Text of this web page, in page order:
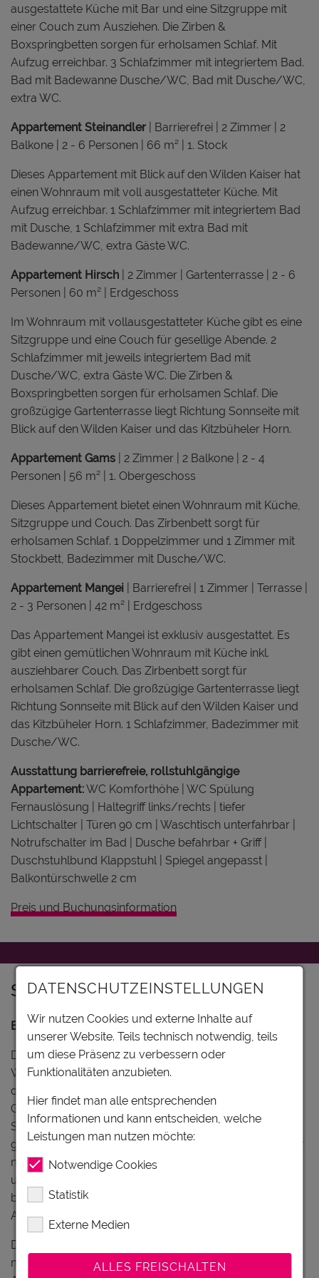
ausgestattete Küche mit Bar und eine Sitzgruppe mit
einer Couch zum Ausziehen. Die Zirben &
Boxspringbetten sorgen für erholsamen Schlaf. Mit
Aufzug erreichbar. 3 Schlafzimmer mit integriertem Bad.
Bad mit Badewanne Dusche/WC, Bad mit Dusche/WC,
extra WC.
Appartement Steinandler
| Barrierefrei | 2 Zimmer | 2
Balkone | 2 - 6 Personen | 66 m² | 1. Stock
Dieses Appartement mit Blick auf den Wilden Kaiser hat
einen Wohnraum mit voll ausgestatteter Küche. Mit
Aufzug erreichbar. 1 Schlafzimmer mit integriertem Bad
mit Dusche, 1 Schlafzimmer mit extra Bad mit
Badewanne/WC, extra Gäste WC.
Appartement Hirsch | 2 Zimmer | Gartenterrasse | 2 - 6
Personen | 60 m² | Erdgeschoss
Im Wohnraum mit vollausgestatteter Küche gibt es eine
Sitzgruppe und eine Couch für gesellige Abende. 2
Schlafzimmer mit jeweils integriertem Bad mit
Dusche/WC, extra Gäste WC. Die Zirben &
Boxspringbetten sorgen für erholsamen Schlaf. Die
großzügige Gartenterrasse liegt Richtung Sonnseite mit
Blick auf den Wilden Kaiser und das Kitzbüheler Horn.
Appartement Gams
| 2 Zimmer | 2 Balkone | 2 - 4
Personen | 56 m² | 1. Obergeschoss
Dieses Appartement bietet einen Wohnraum mit Küche,
Sitzgruppe und Couch. Das Zirbenbett sorgt für
erholsamen Schlaf. 1 Doppelzimmer und 1 Zimmer mit
Stockbett, Badezimmer mit Dusche/WC.
Appartement Mangei
| Barrierefrei | 1 Zimmer | Terrasse |
2 - 3 Personen | 42 m² | Erdgeschoss
Das Appartement Mangei ist exklusiv ausgestattet. Es
gibt einen gemütlichen Wohnraum mit Küche inkl.
ausziehbarer Couch. Das Zirbenbett sorgt für
erholsamen Schlaf. Die großzügige Gartenterrasse liegt
Richtung Sonnseite mit Blick auf den Wilden Kaiser und
das Kitzbüheler Horn. 1 Schlafzimmer, Badezimmer mit
Dusche/WC.
Ausstattung barrierefreie, rollstuhlgängige
Appartement:WC Komforthöhe | WC Spülung
Fernauslösung | Haltegriff links/rechts | tiefer
Lichtschalter | Türen 90 cm | Waschtisch unterfahrbar |
Notrufschalter im Bad | Dusche befahrbar + Griff |
Duschstuhlbund Klappstuhl | Spiegel angepasst |
Balkontürschwelle 2 cm
Preis und Buchungsinformation
Sport & Freizeit
Bergsommer in der Region Wilder Kaiser:
Die Felstürme des Wilden Kaiser Gebirges sind das
Wahrzeichen der Region in Tirol. Durch Bergwälder,
dann Almwiesen und zuletzt Latschen durchsetzte
Geröllfelder führen Wanderwege bis zum Fuße steiler
Steinwände und auf tief eingeschnittene Felsengen. Die
gegenüberliegenden, sanft ansteigenden Grasberge der
nördlichen Kitzbüheler Alpen sind dank Gondelbahnen
und auf Panoramawegen deutlich einfacher zu
bewandern. Dabei bieten sie einen spektakulären
Ausblick auf die Felskrone des Wilden Kaisers.
Die Orte Ellmau, Going, Scheffau und Söll gehören nicht
nur zur weltweit größten E-Bike-Region "Kitzbüheler
DATENSCHUTZEINSTELLUNGEN
Wir nutzen Cookies und externe Inhalte auf
unserer Website. Teils technisch notwendig, teils
um diese Präsenz zu verbessern oder
Funktionalitäten anzubieten.
Hier findet man alle entsprechenden
Informationen und kann entscheiden, welche
Leistungen man nutzen möchte:
Notwendige Cookies
Statistik
Externe Medien
ALLES FREISCHALTEN